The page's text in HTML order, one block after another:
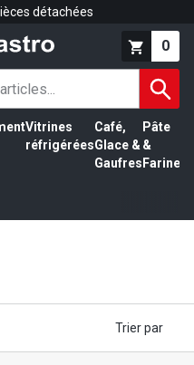
détachées
0
Vitrines
réfrigérées
Café,
Glace &
Gaufres
Pâte
&
Farine
Trier par